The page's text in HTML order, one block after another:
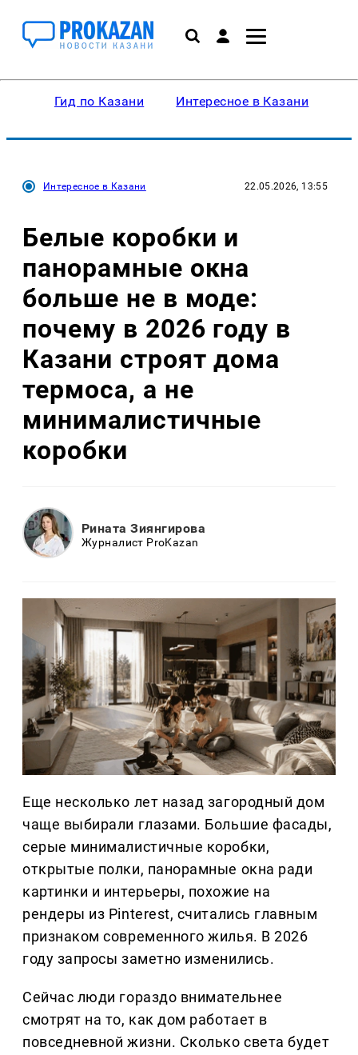
Гид по Казани Интересное в Казани
Интересное в Казани 22.05.2026, 13:55
Белые коробки и
панорамные окна
больше не в моде:
почему в 2026 году в
Казани строят дома
термоса, а не
минималистичные
коробки
Рината Зиянгирова
Журналист ProKazan
Еще несколько лет назад загородный дом
чаще выбирали глазами. Большие фасады,
серые минималистичные коробки,
открытые полки, панорамные окна ради
картинки и интерьеры, похожие на
рендеры из Pinterest, считались главным
признаком современного жилья. В 2026
году запросы заметно изменились.
Сейчас люди гораздо внимательнее
смотрят на то, как дом работает в
повседневной жизни. Сколько света будет